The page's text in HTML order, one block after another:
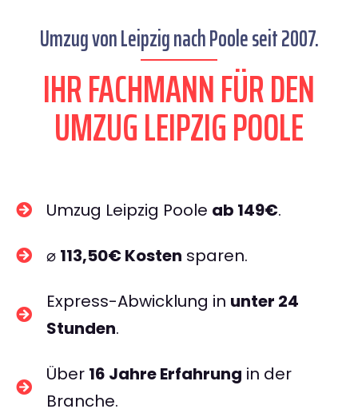
Umzug von Leipzig nach Poole seit 2007.
IHR FACHMANN FÜR DEN
UMZUG LEIPZIG POOLE
Umzug Leipzig Poole ab 149€.
⌀ 113,50€ Kosten sparen.
Express-Abwicklung in unter 24
Stunden.
Über 16 Jahre Erfahrung in der
Branche.